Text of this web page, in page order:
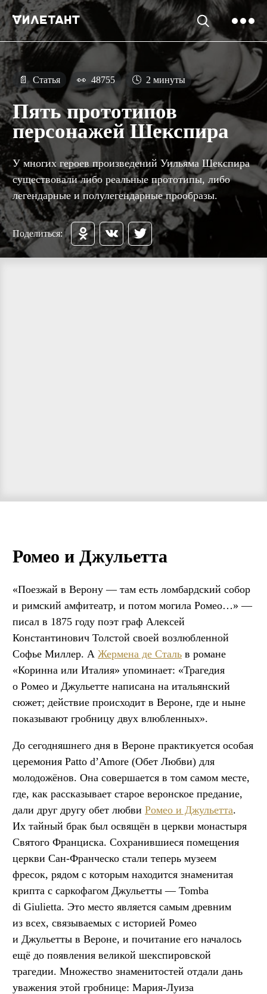
📄 Статья 👀 48755 🕓 2 минуты
Пять прототипов
персонажей Шекспира
У многих героев произведений Уильяма Шекспира
существовали либо реальные прототипы, либо
легендарные и полулегендарные прообразы.
Поделиться:
Ромео и Джульетта
«Поезжай в Верону — там есть ломбардский собор
и римский амфитеатр, и потом могила Ромео…» —
писал в 1875 году поэт граф Алексей
Константинович Толстой своей возлюбленной
Софье Миллер. А Жермена де Сталь в романе
«Коринна или Италия» упоминает: «Трагедия
о Ромео и Джульетте написана на итальянский
сюжет; действие происходит в Вероне, где и ныне
показывают гробницу двух влюбленных».
До сегодняшнего дня в Вероне практикуется особая
церемония Patto d’Amore (Обет Любви) для
молодожёнов. Она совершается в том самом месте,
где, как рассказывает старое веронское предание,
дали друг другу обет любви Ромео и Джульетта.
Их тайный брак был освящён в церкви монастыря
Святого Франциска. Сохранившиеся помещения
церкви Сан-Франческо стали теперь музеем
фресок, рядом с которым находится знаменитая
крипта с саркофагом Джульетты — Tomba
di Giulietta. Это место является самым древним
из всех, связываемых с историей Ромео
и Джульетты в Вероне, и почитание его началось
ещё до появления великой шекспировской
трагедии. Множество знаменитостей отдали дань
уважения этой гробнице: Мария-Луиза